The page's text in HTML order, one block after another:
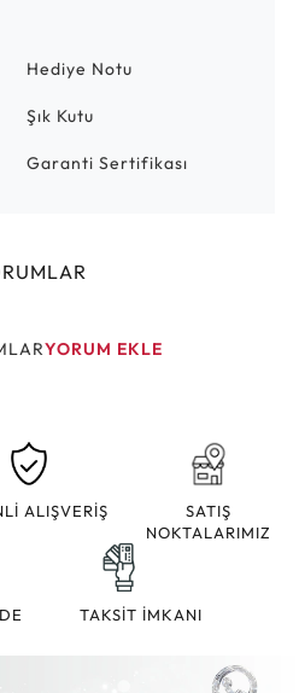
Hediye Notu
Şık Kutu
Garanti Sertifikası
YORUM EKLE
ALIŞVERİŞ
SATIŞ
NOKTALARIMIZ
TAKSİT İMKANI